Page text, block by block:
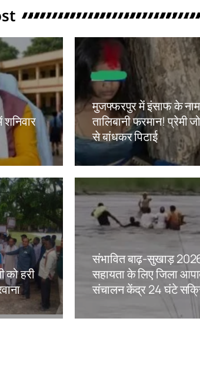
शनिवार
मुजफ्फरपुर में इंसाफ के
तालिबानी फरमान! प्रेमी
से बांधकर पिटाई
Amit Lekh
को हरी
संभावित बाढ़-सुखाड़
सहायता के लिए जिला
संचालन केंद्र 24 घंटे